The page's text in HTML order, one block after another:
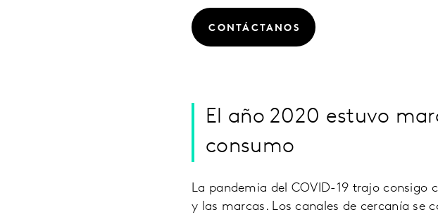
CONTÁCTANOS
El año 2020 estuvo
consumo
La pandemia del COVID-19 trajo consigo
y las marcas. Los canales de cercanía se